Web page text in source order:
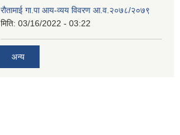
रौतामाई गा.पा आय-व्यय विवरण आ.व.२०७८/२०७९
मिति: 03/16/2022 - 03:22
अन्य